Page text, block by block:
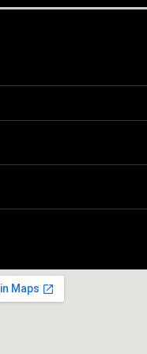
89-292679
08.00 - 13.00